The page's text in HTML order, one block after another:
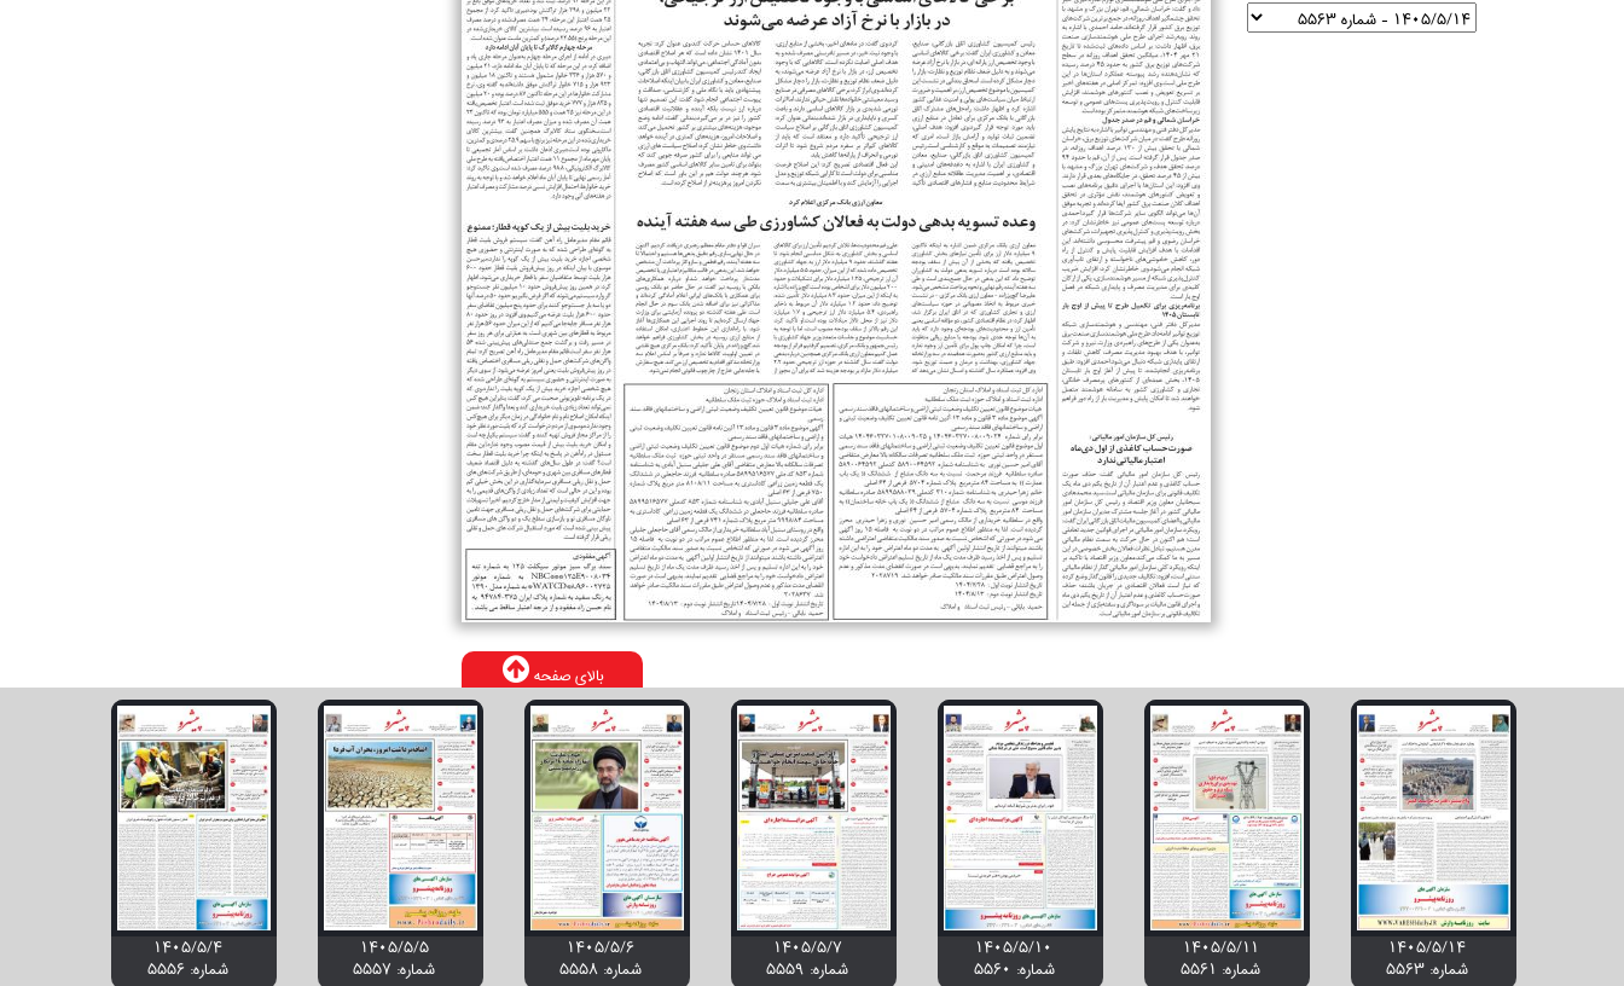
بالای صفحه
۱۴۰۵/۵/۱۴
شماره: 5563
۱۴۰۵/۵/۱۱
شماره: 5561
۱۴۰۵/۵/۱۰
شماره: 5560
۱۴۰۵/۵/۷
شماره: 5559
۱۴۰۵/۵/۶
شماره: 5558
۱۴۰۵/۵/۵
شماره: 5557
۱۴۰۵/۵/۴
شماره: 5556